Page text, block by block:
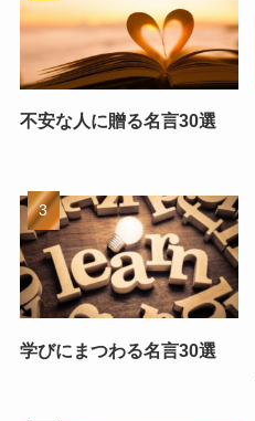
不安な人に贈る名言30選
学びにまつわる名言30選